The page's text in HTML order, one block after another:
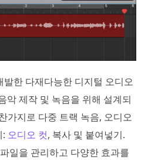
한 다재다능한 디지털 오디오
악 제작 및 녹음을 위해 설계되
가지로 다중 트랙 녹음, 오디오
: 오디오 컷, 복사 및 붙여넣기.
일을 관리하고 다양한 효과를